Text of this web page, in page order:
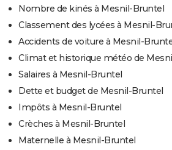
Nombre de kinés à Mesnil-Bruntel
Classement des lycées à Mesnil-
Accidents de voiture à Mesnil-
Climat et historique météo de
Salaires à Mesnil-Bruntel
Dette et budget de Mesnil-Bruntel
Impôts à Mesnil-Bruntel
Crèches à Mesnil-Bruntel
Maternelle à Mesnil-Bruntel